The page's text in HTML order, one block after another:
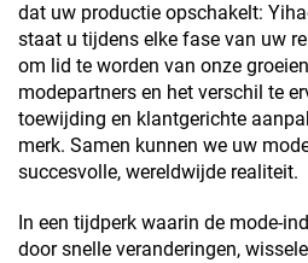
dat uw productie opschakelt:
staat u tijdens elke fase van uw
om lid te worden van onze
modepartners en het verschil te
toewijding en klantgerichte
merk. Samen kunnen we uw
succesvolle, wereldwijde realiteit.
In een tijdperk waarin de mode-
door snelle veranderingen,